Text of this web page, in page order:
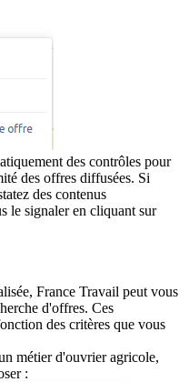
des contrôles pour
des offres diffusées. Si
des contenus
le signaler en cliquant sur
France Travail peut vous
d'offres. Ces
des critères que vous
métier d'ouvrier agricole,
: